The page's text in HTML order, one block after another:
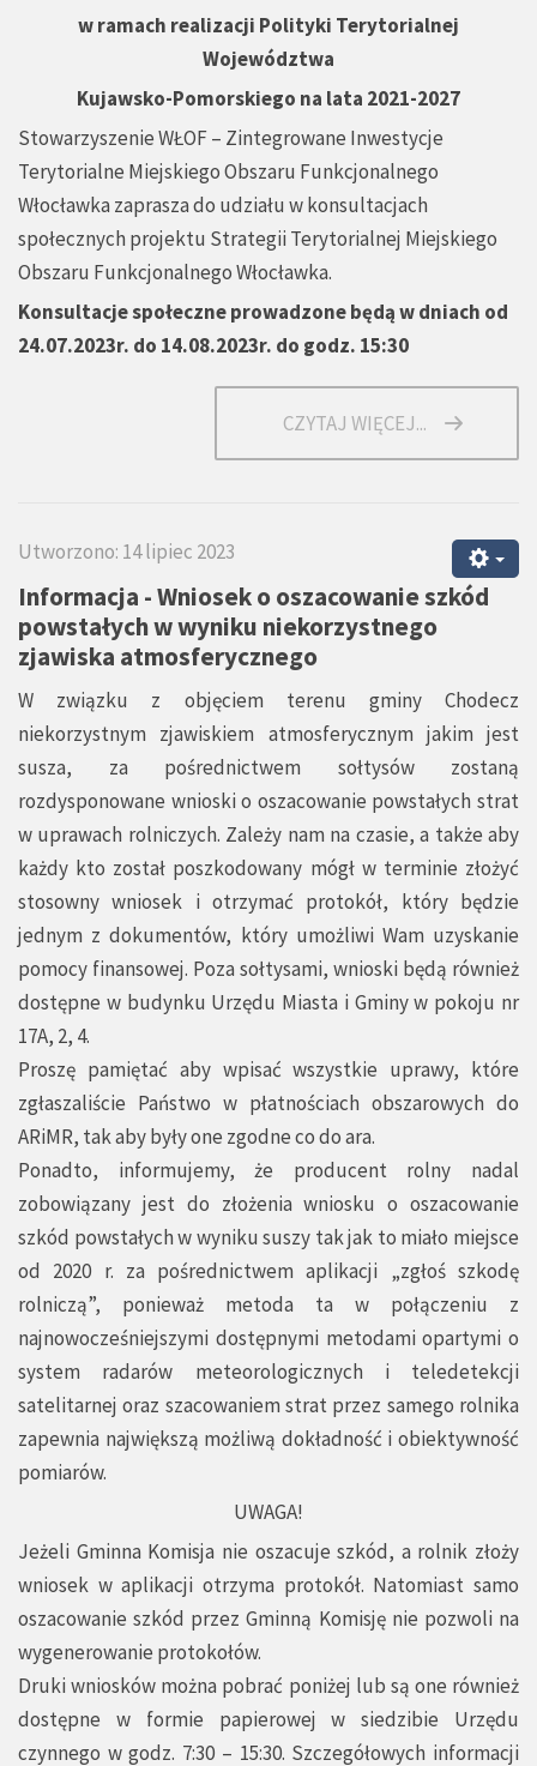
w ramach realizacji Polityki Terytorialnej
Województwa
Kujawsko-Pomorskiego na lata 2021-2027
Stowarzyszenie WŁOF – Zintegrowane Inwestycje
Terytorialne Miejskiego Obszaru Funkcjonalnego
Włocławka zaprasza do udziału w konsultacjach
społecznych projektu Strategii Terytorialnej Miejskiego
Obszaru Funkcjonalnego Włocławka.
Konsultacje społeczne prowadzone będą w dniach od
24.07.2023r. do 14.08.2023r. do godz. 15:30
CZYTAJ WIĘCEJ...
Utworzono: 14 lipiec 2023
Informacja - Wniosek o oszacowanie szkód
powstałych w wyniku niekorzystnego
zjawiska atmosferycznego
W związku z objęciem terenu gminy Chodecz
niekorzystnym zjawiskiem atmosferycznym jakim jest
susza, za pośrednictwem sołtysów zostaną
rozdysponowane wnioski o oszacowanie powstałych strat
w uprawach rolniczych. Zależy nam na czasie, a także aby
każdy kto został poszkodowany mógł w terminie złożyć
stosowny wniosek i otrzymać protokół, który będzie
jednym z dokumentów, który umożliwi Wam uzyskanie
pomocy finansowej. Poza sołtysami, wnioski będą również
dostępne w budynku Urzędu Miasta i Gminy w pokoju nr
17A, 2, 4.
Proszę pamiętać aby wpisać wszystkie uprawy, które
zgłaszaliście Państwo w płatnościach obszarowych do
ARiMR, tak aby były one zgodne co do ara.
Ponadto, informujemy, że producent rolny nadal
zobowiązany jest do złożenia wniosku o oszacowanie
szkód powstałych w wyniku suszy tak jak to miało miejsce
od 2020 r. za pośrednictwem aplikacji „zgłoś szkodę
rolniczą”, ponieważ metoda ta w połączeniu z
najnowocześniejszymi dostępnymi metodami opartymi o
system radarów meteorologicznych i teledetekcji
satelitarnej oraz szacowaniem strat przez samego rolnika
zapewnia największą możliwą dokładność i obiektywność
pomiarów.
UWAGA!
Jeżeli Gminna Komisja nie oszacuje szkód, a rolnik złoży
wniosek w aplikacji otrzyma protokół. Natomiast samo
oszacowanie szkód przez Gminną Komisję nie pozwoli na
wygenerowanie protokołów.
Druki wniosków można pobrać poniżej lub są one również
dostępne w formie papierowej w siedzibie Urzędu
czynnego w godz. 7:30 – 15:30. Szczegółowych informacji